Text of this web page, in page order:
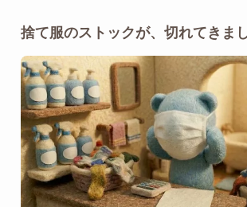
捨て服のストックが、切れてきまし